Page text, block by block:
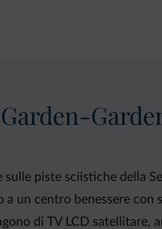
piste sciistiche della
a un centro benessere
di TV LCD satellitare,